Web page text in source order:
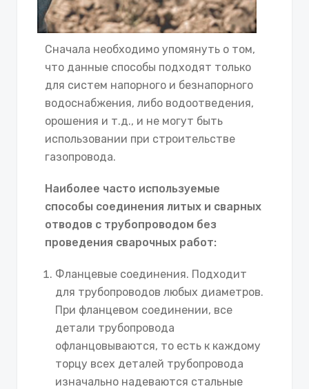
Сначала необходимо упомянуть о том,
что данные способы подходят только
для систем напорного и безнапорного
водоснабжения, либо водоотведения,
орошения и т.д., и не могут быть
использовании при строительстве
газопровода.
Наиболее часто используемые
способы соединения литых и сварных
отводов с трубопроводом без
проведения сварочных работ:
Фланцевые соединения. Подходит
для трубопроводов любых диаметров.
При фланцевом соединении, все
детали трубопровода
офланцовываются, то есть к каждому
торцу всех деталей трубопровода
изначально надеваются стальные